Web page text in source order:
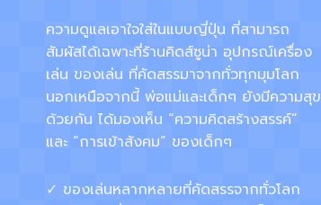
ความดูแลเอาใจใส่ในแบบญี่ปุ่น ที่สามารถ
สัมผัสได้เฉพาะที่ร้านคิดส์ซูน่า อุปกรณ์เครื่อง
เล่น ของเล่น ที่คัดสรรมาจากทั่วทุกมุมโลก
นอกเหนือจากนี้ พ่อแม่และเด็กๆ ยังมีความสุข
ด้วยกัน ได้มองเห็น “ความคิดสร้างสรรค์”
และ “การเข้าสังคม” ของเด็กๆ
✓ ของเล่นหลากหลายที่คัดสรรจากทั่วโลก